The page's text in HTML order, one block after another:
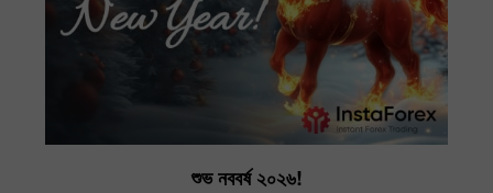
শুভ নববর্ষ ২০২৬!